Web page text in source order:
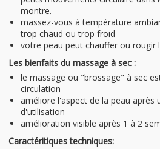
montre.
massez-vous à température
trop chaud ou trop froid
votre peau peut chauffer ou rougir
Les bienfaits du massage à sec :
le massage ou "brossage" à sec
circulation
améliore l'aspect de la peau après
d'utilisation
amélioration visible après 1 à 2
Caractéritiques techniques: